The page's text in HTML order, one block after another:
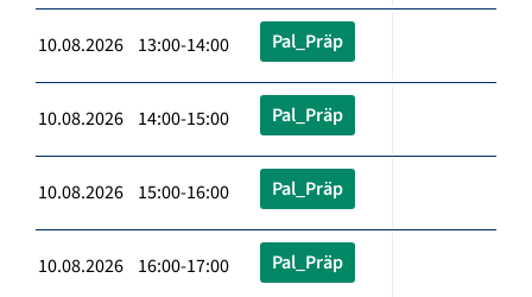
10.08.2026 13:00-14:00 Pal_Präp
10.08.2026 14:00-15:00 Pal_Präp
10.08.2026 15:00-16:00 Pal_Präp
10.08.2026 16:00-17:00 Pal_Präp